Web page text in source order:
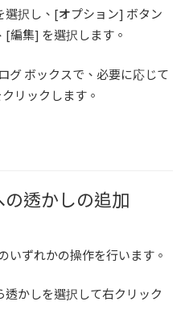
選択し、[オプション] ボタン
[編集] を選択します。
グ ボックスで、必要に応じて
リックします。
透かしの追加
いずれかの操作を行います。
透かしを選択して右クリック